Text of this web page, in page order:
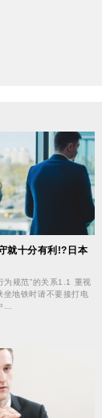
就十分有利!?日本
为规范”的关系1.1 重视
地铁时请不要接打电
…